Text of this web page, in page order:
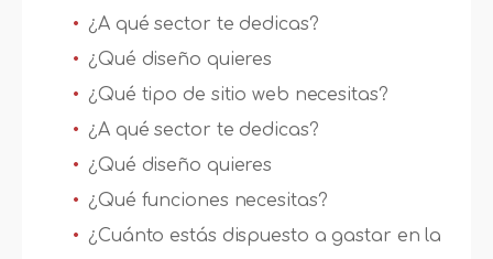
¿A qué sector te dedicas?
¿Qué diseño quieres
¿Qué tipo de sitio web necesitas?
¿A qué sector te dedicas?
¿Qué diseño quieres
¿Qué funciones necesitas?
¿Cuánto estás dispuesto a gastar en la